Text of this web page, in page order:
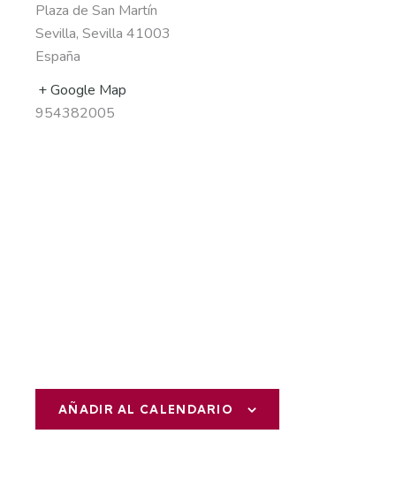
Plaza de San Martín
Sevilla, Sevilla 41003
España
+ Google Map
954382005
AÑADIR AL CALENDARIO